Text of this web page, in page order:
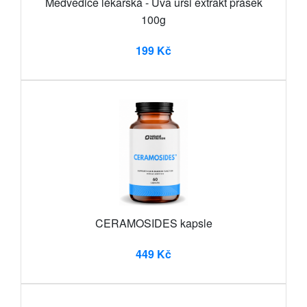
100g
199 Kč
CERAMOSIDES kapsle
449 Kč